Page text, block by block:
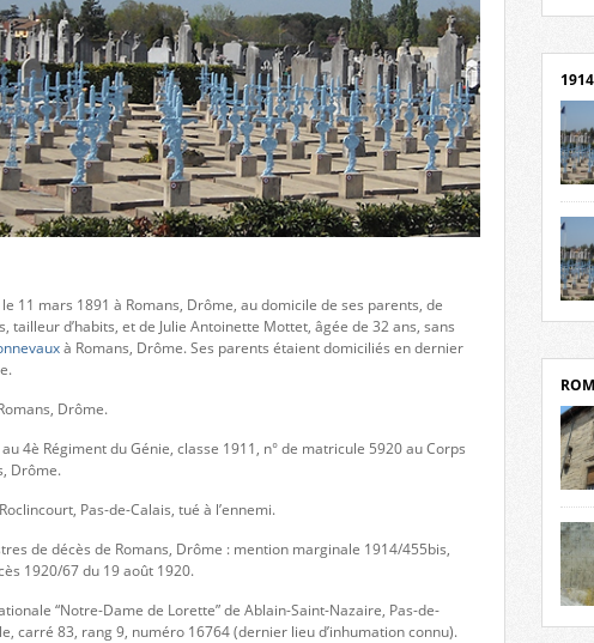
11 mars 1891 à Romans, Drôme, au domicile de ses parents, de
tailleur d’habits, et de Julie Antoinette Mottet, âgée de 32 ans, sans
à Romans, Drôme. Ses parents étaient domiciliés en dernier
Drôme.
4è Régiment du Génie, classe 1911, n° de matricule 5920 au Corps
Drôme.
Pas-de-Calais, tué à l’ennemi.
de décès de Romans, Drôme : mention marginale 1914/455bis,
1920/67 du 19 août 1920.
“Notre-Dame de Lorette” de Ablain-Saint-Nazaire, Pas-de-
carré 83, rang 9, numéro 16764 (dernier lieu d’inhumation connu).
par